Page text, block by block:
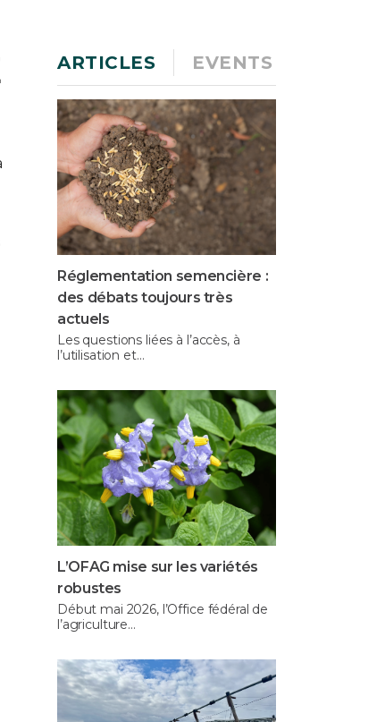
ARTICLES EVENTS
Réglementation semencière :
des débats toujours très
actuels
Les questions liées à l’accès, à
l’utilisation et…
L’OFAG mise sur les variétés
robustes
Début mai 2026, l’Office fédéral de
l’agriculture…